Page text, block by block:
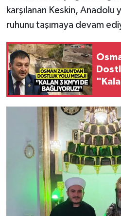
karşılanan Keskin, Anadolu
ruhunu taşımaya devam